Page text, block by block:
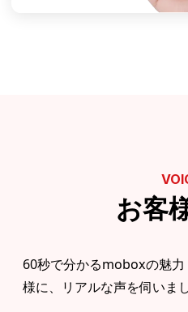
お客
60秒で分かるmoboxの魅
様に、リアルな声を伺いまし